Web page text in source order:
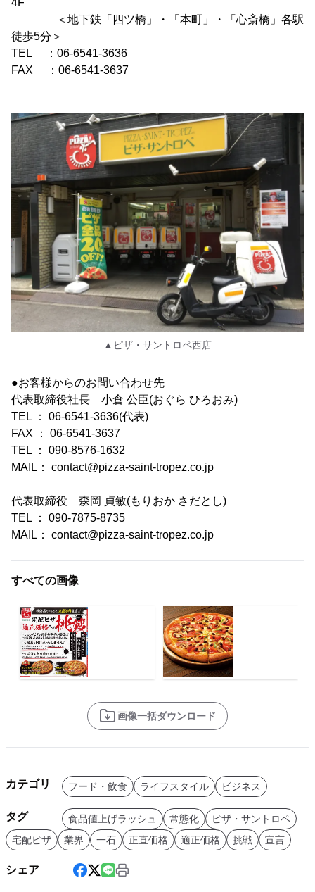
4F
＜地下鉄「四ツ橋」・「本町」・「心斎橋」各駅
徒歩5分＞
TEL ：06-6541-3636
FAX ：06-6541-3637
▲ピザ・サントロペ西店
●お客様からのお問い合わせ先
代表取締役社長 小倉 公臣(おぐら ひろおみ)
TEL ： 06-6541-3636(代表)
FAX ： 06-6541-3637
TEL ： 090-8576-1632
MAIL： contact@pizza-saint-tropez.co.jp
代表取締役 森岡 貞敏(もりおか さだとし)
TEL ： 090-7875-8735
MAIL： contact@pizza-saint-tropez.co.jp
すべての画像
画像一括ダウンロード
カテゴリ フード・飲食 ライフスタイル ビジネス
タグ 食品値上げラッシュ 常態化
ピザ・サントロペ
宅配ピザ
業界 一石 正直価格 適正価格 挑戦 宣言
シェア